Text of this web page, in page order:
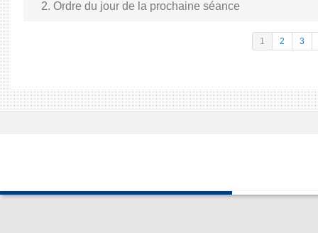
2. Ordre du jour de la prochaine séance
1 2 3